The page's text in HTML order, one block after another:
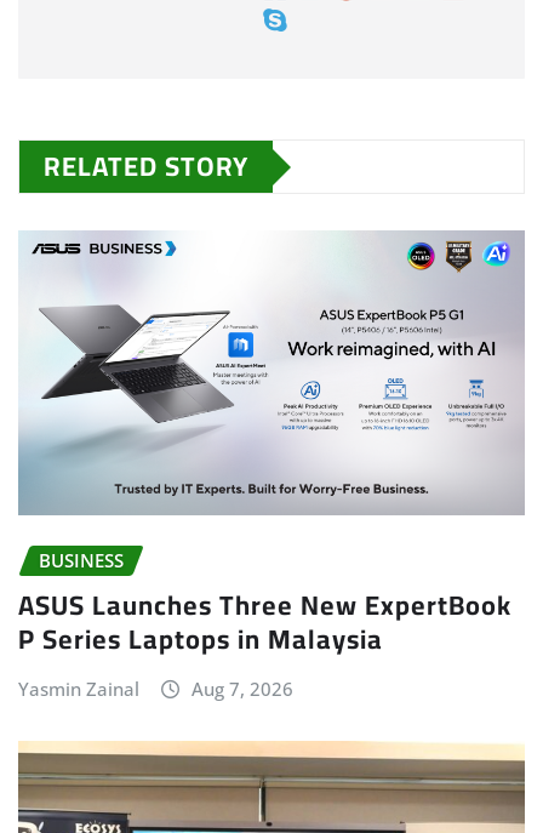
RELATED STORY
BUSINESS
ASUS Launches Three New ExpertBook
P Series Laptops in Malaysia
Yasmin Zainal Aug 7, 2026